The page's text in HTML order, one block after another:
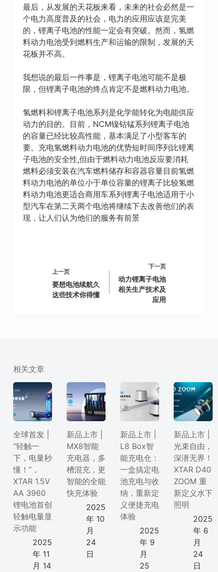
最后，从发展的天花板来看，未来的社会必然是一
个电力高度普及的社会，电力的应用应该是完美
的，锂离子电池的性能一定会有突破。然而，氢燃
料动力电池受到燃料生产和运输的限制，发展的天
花板并不高。
我想说的最后一件事是，锂离子电池可能不是极
限，但锂离子电池的终点肯定不是燃料动力电池。
氢燃料和锂离子电池系列是化学能转化为电能供应
动力的目的。目前，NCM镍钴锰系列锂离子电池
的容量已经比较高性能，基本满足了小型客车的
要。充电氢燃料动力电池的优势短时间序列比锂离
子电池的安全性,但由于燃料动力电池反应要消耗
燃料必须安装在汽车燃料储存和容器容量目前氢燃
料动力电池的单位小于单位容量的锂离子比较氢燃
料动力电池更适合商用车系列锂离子电池适用于小
型汽车在第二天两个电池将继续下去改善他们的表
现，让人们认为他们的服务有前景
上一页
要想电池续航久
这些技术你得懂
下一页
动力锂离子电池
相关生产技术及
应用
相关文章
全球首发 |
“轻触一
下，电量秒
懂！”，
XTAR 1.5V
AA 3960
锂电池首创
轻触电量显
示功能
2025
年 11
月 14
新品上市 |
MX8智能
充电器，多
槽混充，更
智能的全能
快充体验
2025
年 10
月
24
日
新品上市 |
L8 Box智
能充电仓：
一盒搞定电
池充电与收
纳，重新定
义便捷充电
体验
2025
年 9
月
25
新品上市 |
光束自由，
深潜无界！
XTAR D40
ZOOM 重
新定义水下
照明
2025
年 6
月
24
日